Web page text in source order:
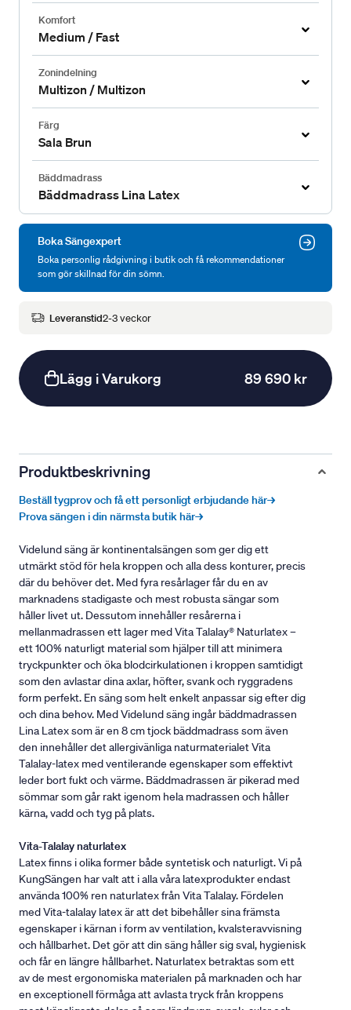
Komfort
Medium / Fast
Zonindelning
Multizon / Multizon
Färg
Sala Brun
Bäddmadrass
Bäddmadrass Lina Latex
Boka Sängexpert
Boka personlig rådgivning i butik och få rekommendationer
som gör skillnad för din sömn.
Leveranstid2-3 veckor
Lägg i Varukorg 89 690 kr
Produktbeskrivning
Beställ tygprov och få ett personligt erbjudande här→
Prova sängen i din närmsta butik här→
Videlund säng är kontinentalsängen som ger dig ett
utmärkt stöd för hela kroppen och alla dess konturer, precis
där du behöver det. Med fyra resårlager får du en av
marknadens stadigaste och mest robusta sängar som
håller livet ut. Dessutom innehåller resårerna i
mellanmadrassen ett lager med Vita Talalay® Naturlatex –
ett 100% naturligt material som hjälper till att minimera
tryckpunkter och öka blodcirkulationen i kroppen samtidigt
som den avlastar dina axlar, höfter, svank och ryggradens
form perfekt. En säng som helt enkelt anpassar sig efter dig
och dina behov. Med Videlund säng ingår bäddmadrassen
Lina Latex som är en 8 cm tjock bäddmadrass som även
den innehåller det allergivänliga naturmaterialet Vita
Talalay-latex med ventilerande egenskaper som effektivt
leder bort fukt och värme. Bäddmadrassen är pikerad med
sömmar som går rakt igenom hela madrassen och håller
kärna, vadd och tyg på plats.
Vita-Talalay naturlatex
Latex finns i olika former både syntetisk och naturligt. Vi på
KungSängen har valt att i alla våra latexprodukter endast
använda 100% ren naturlatex från Vita Talalay. Fördelen
med Vita-talalay latex är att det bibehåller sina främsta
egenskaper i kärnan i form av ventilation, kvalsteravvisning
och hållbarhet. Det gör att din säng håller sig sval, hygienisk
och får en längre hållbarhet. Naturlatex betraktas som ett
av de mest ergonomiska materialen på marknaden och har
en exceptionell förmåga att avlasta tryck från kroppens